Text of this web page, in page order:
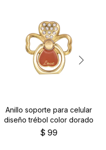
Anillo soporte para celular
diseño trébol color dorado
$ 99